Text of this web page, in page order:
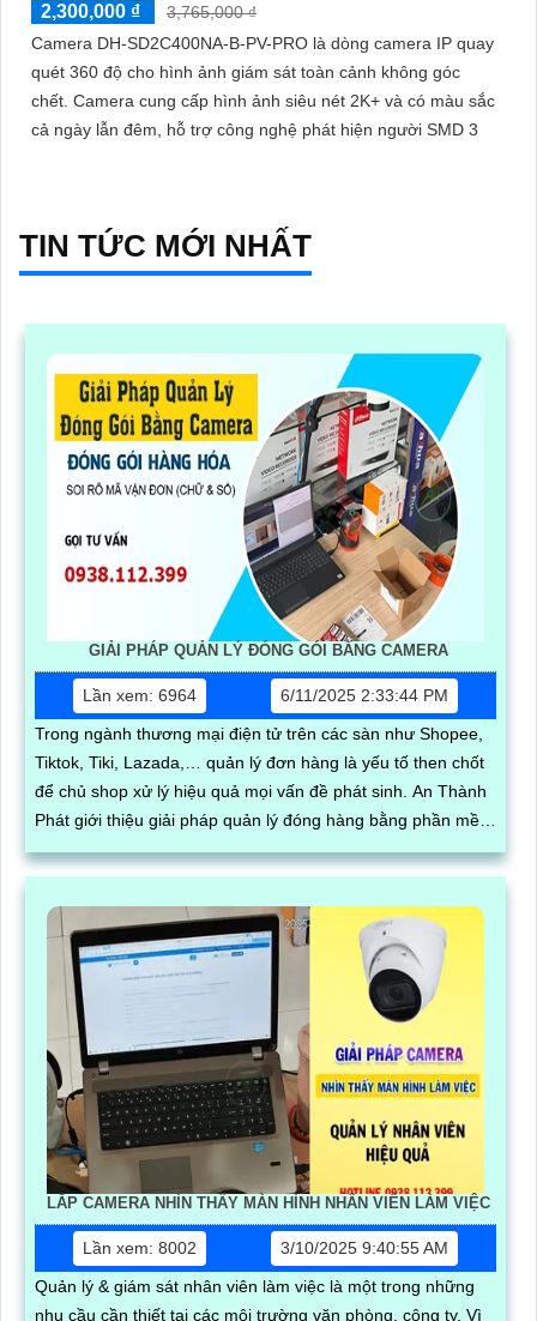
2,300,000 ₫
3,765,000 ₫
Camera DH-SD2C400NA-B-PV-PRO là dòng camera IP quay
quét 360 độ cho hình ảnh giám sát toàn cảnh không góc
chết. Camera cung cấp hình ảnh siêu nét 2K+ và có màu sắc
cả ngày lẫn đêm, hỗ trợ công nghệ phát hiện người SMD 3
TIN TỨC MỚI NHẤT
GIẢI PHÁP QUẢN LÝ ĐÓNG GÓI BẰNG CAMERA
Lần xem: 6964
6/11/2025 2:33:44 PM
Trong ngành thương mại điện tử trên các sàn như Shopee,
Tiktok, Tiki, Lazada,… quản lý đơn hàng là yếu tố then chốt
để chủ shop xử lý hiệu quả mọi vấn đề phát sinh. An Thành
Phát giới thiệu giải pháp quản lý đóng hàng bằng phần mềm
trên máy tính kết hợp camera soi mã vận đơn, nâng cao độ
chính xác và hiệu quả trong quy trình quản lý
LẮP CAMERA NHÌN THẤY MÀN HÌNH NHÂN VIÊN LÀM VIỆC
Lần xem: 8002
3/10/2025 9:40:55 AM
Quản lý & giám sát nhân viên làm việc là một trong những
nhu cầu cần thiết tại các môi trường văn phòng, công ty. Vì